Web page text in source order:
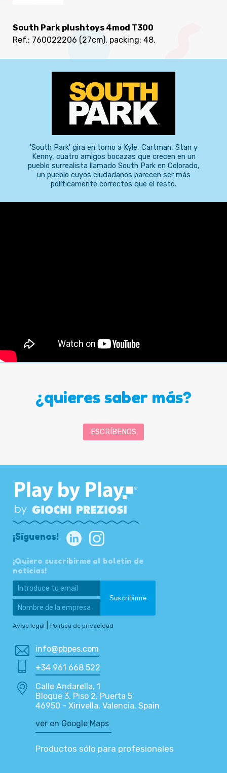
South Park plushtoys 4mod T300
Ref.: 760022206 (27cm), packing: 48.
'South Park' gira en torno a Kyle, Cartman, Stan y
Kenny, cuatro amigos bocazas que crecen en un
pueblo surrealista llamado South Park en Colorado,
un pueblo cuyos ciudadanos parecen ser más
políticamente correctos que el resto.
¿quieres saber más?
ESCRÍBENOS
¡Síguenos!
¡Quiero suscribirme al boletín de
noticias!
Aviso legal Política de privacidad
info@pbpes.com
+34 961 668 522
Calle Andarella, 1
Bloque 3, Piso 2, Puerta 5
46950 - Xirivella. Valencia. Spain
ver en Google Maps
Productos sólo para profesionales